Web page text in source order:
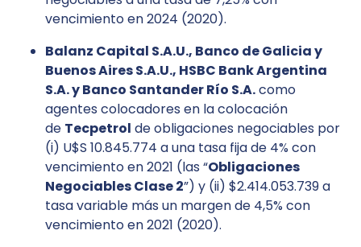
vencimiento en 2024 (2020).
Balanz Capital S.A.U., Banco de Galicia y
Buenos Aires S.A.U., HSBC Bank Argentina
S.A. y Banco Santander Río S.A.como
agentes colocadores en la colocación
de Tecpetrol de obligaciones negociables por
(i) U$S 10.845.774 a una tasa fija de 4% con
vencimiento en 2021 (las “Obligaciones
Negociables Clase 2”) y (ii) $2.414.053.739 a
tasa variable más un margen de 4,5% con
vencimiento en 2021 (2020).